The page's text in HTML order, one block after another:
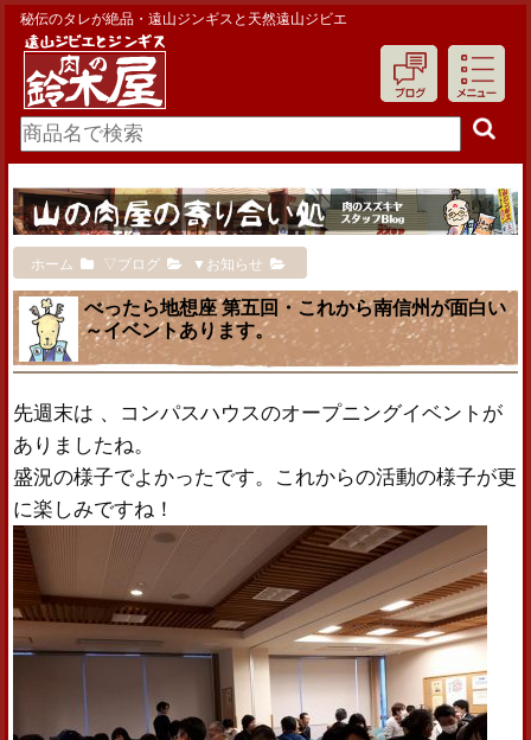
秘伝のタレが絶品・遠山ジンギスと天然遠山ジビエ
ホーム ▽ブログ ▼お知らせ
べったら地想座 第五回・これから南信州が面白い
～イベントあります。
先週末は 、コンパスハウスのオープニングイベントが
ありましたね。
盛況の様子でよかったです。これからの活動の様子が更
に楽しみですね！